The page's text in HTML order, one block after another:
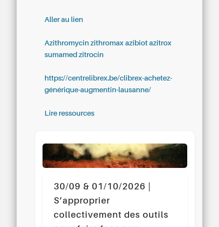
Aller au lien
Azithromycin zithromax azibiot azitrox
sumamed zitrocin
https://centrelibrex.be/clibrex-achetez-
générique-augmentin-lausanne/
Lire ressources
30/09 & 01/10/2026 |
S’approprier
collectivement des outils